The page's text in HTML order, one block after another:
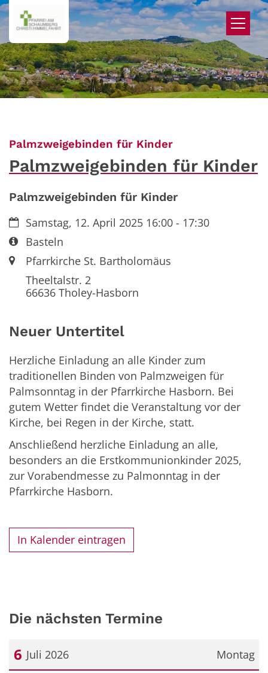
Zum Inhalt springen
Palmzweigebinden für Kinder:
Palmzweigebinden für Kinder
Palmzweigebinden für Kinder
Datum:Samstag, 12. April 2025 16:00 - 17:30
Art bzw. Nummer:
Basteln
Ort:Pfarrkirche St. Bartholomäus
Theeltalstr. 2
66636Tholey-Hasborn
Neuer Untertitel
Herzliche Einladung an alle Kinder zum
traditionellen Binden von Palmzweigen für
Palmsonntag in der Pfarrkirche Hasborn. Bei
gutem Wetter findet die Veranstaltung vor der
Kirche, bei Regen in der Kirche, statt.
Anschließend herzliche Einladung an alle,
besonders an die Erstkommunionkinder 2025,
zur Vorabendmesse zu Palmonntag in der
Pfarrkirche Hasborn.
In Kalender eintragen
Die nächsten Termine
Montag
6 Juli 2026